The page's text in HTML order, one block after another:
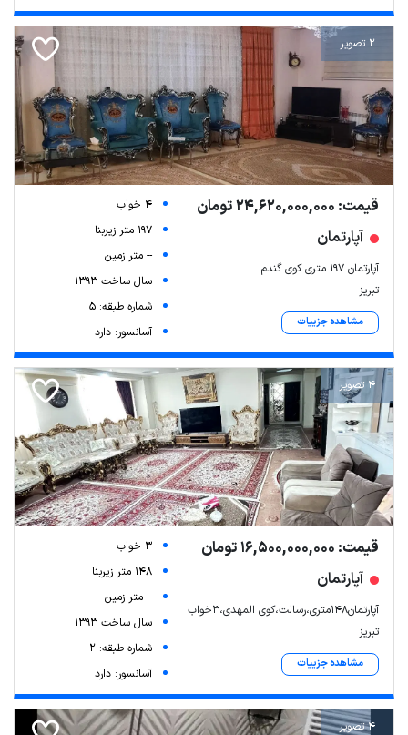
2 تصویر
قیمت: 24,620,000,000 تومان
آپارتمان
آپارتمان ۱۹۷ متری کوی گندم
تبریز
مشاهده جزییات
4 خواب
197 متر زیربنا
-- متر زمین
سال ساخت 1393
شماره طبقه: 5
آسانسور: دارد
4 تصویر
قیمت: 16,500,000,000 تومان
آپارتمان
آپارتمان۱۴۸متری،رسالت،کوی المهدی،۳خواب
تبریز
مشاهده جزییات
3 خواب
148 متر زیربنا
-- متر زمین
سال ساخت 1393
شماره طبقه: 2
آسانسور: دارد
4 تصویر